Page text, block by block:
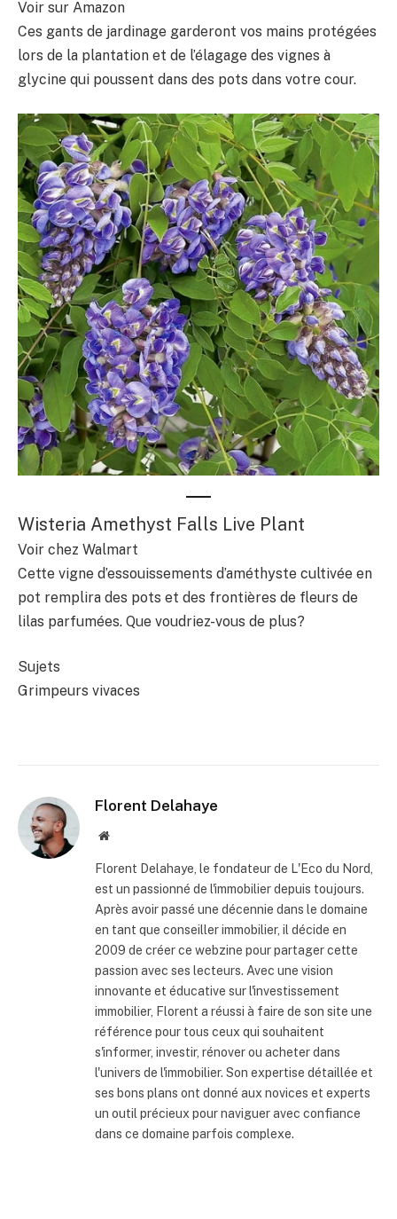
Voir sur Amazon
Ces gants de jardinage garderont vos mains protégées
lors de la plantation et de l’élagage des vignes à
glycine qui poussent dans des pots dans votre cour.
Wisteria Amethyst Falls Live Plant
Voir chez Walmart
Cette vigne d’essouissements d’améthyste cultivée en
pot remplira des pots et des frontières de fleurs de
lilas parfumées. Que voudriez-vous de plus?
Sujets
Grimpeurs vivaces
Florent Delahaye
Site
Florent Delahaye, le fondateur de L'Eco du Nord,
est un passionné de l'immobilier depuis toujours.
Après avoir passé une décennie dans le domaine
en tant que conseiller immobilier, il décide en
2009 de créer ce webzine pour partager cette
passion avec ses lecteurs. Avec une vision
innovante et éducative sur l'investissement
immobilier, Florent a réussi à faire de son site une
référence pour tous ceux qui souhaitent
s'informer, investir, rénover ou acheter dans
l'univers de l'immobilier. Son expertise détaillée et
ses bons plans ont donné aux novices et experts
un outil précieux pour naviguer avec confiance
dans ce domaine parfois complexe.